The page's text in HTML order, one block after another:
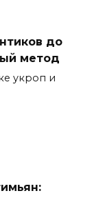
до
метод
укроп и